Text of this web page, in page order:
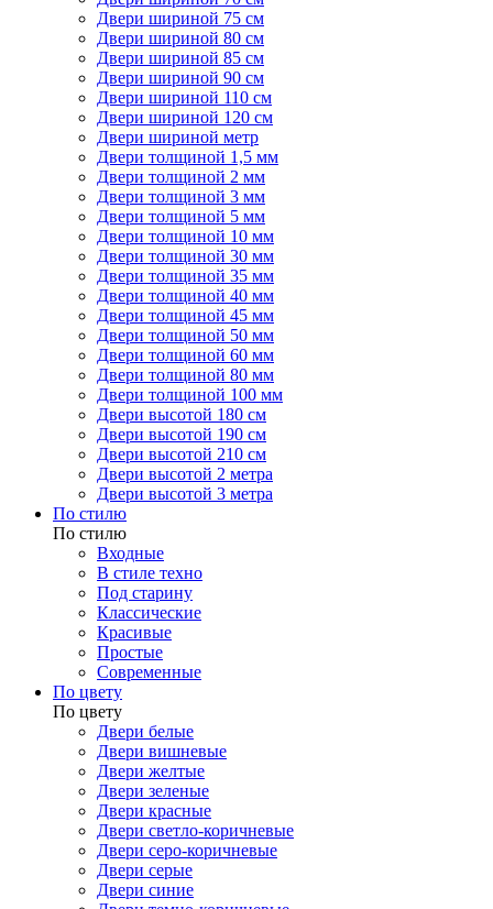
Двери шириной 75 см
Двери шириной 80 см
Двери шириной 85 см
Двери шириной 90 см
Двери шириной 110 см
Двери шириной 120 см
Двери шириной метр
Двери толщиной 1,5 мм
Двери толщиной 2 мм
Двери толщиной 3 мм
Двери толщиной 5 мм
Двери толщиной 10 мм
Двери толщиной 30 мм
Двери толщиной 35 мм
Двери толщиной 40 мм
Двери толщиной 45 мм
Двери толщиной 50 мм
Двери толщиной 60 мм
Двери толщиной 80 мм
Двери толщиной 100 мм
Двери высотой 180 см
Двери высотой 190 см
Двери высотой 210 см
Двери высотой 2 метра
Двери высотой 3 метра
По стилю
По стилю
Входные
В стиле техно
Под старину
Классические
Красивые
Простые
Современные
По цвету
По цвету
Двери белые
Двери вишневые
Двери желтые
Двери зеленые
Двери красные
Двери светло-коричневые
Двери серо-коричневые
Двери серые
Двери синие